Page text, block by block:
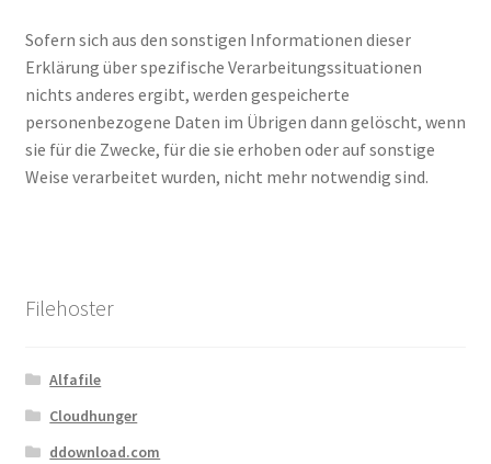
Sofern sich aus den sonstigen Informationen dieser
Erklärung über spezifische Verarbeitungssituationen
nichts anderes ergibt, werden gespeicherte
personenbezogene Daten im Übrigen dann gelöscht, wenn
sie für die Zwecke, für die sie erhoben oder auf sonstige
Weise verarbeitet wurden, nicht mehr notwendig sind.
Filehoster
Alfafile
Cloudhunger
ddownload.com